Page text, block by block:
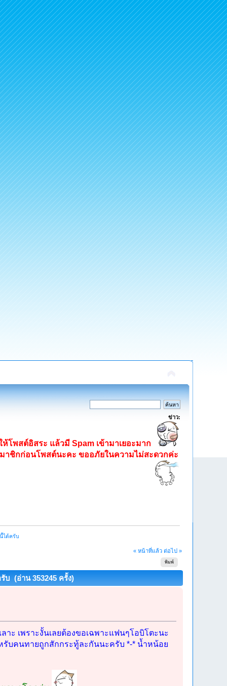
ข่าว:
ห้โพสต์อิสระ แล้วมี Spam เข้ามาเยอะมาก
าชิกก่อนโพสต์นะคะ ขออภัยในความไม่สะดวกค่ะ
ได้ครับ
« หน้าที่แล้ว ต่อไป »
พิมพ์
(อ่าน 353245 ครั้ง)
ะ เพราะงั้นเลยต้องขอเฉพาะแฟนๆโอบิโตะนะ
รับคนทายถูกสักกระทู้ละกันนะครับ *-* น้ำหน้อย